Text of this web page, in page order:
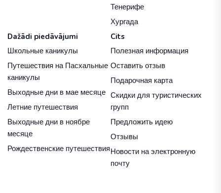
Тенерифе
Хургада
Dažādi piedāvājumi
Школьные каникулы
Путешествия на Пасхальные
каникулы
Выходные дни в мае месяце
Летние путешествия
Выходные дни в ноябре
месяце
Рождественские путешествия
Cits
Полезная информация
Оставить отзыв
Подарочная карта
Скидки для туристических
групп
Предложить идею
Отзывы
Новости на электронную
почту